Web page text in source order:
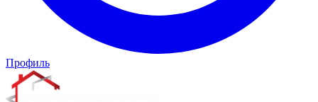
Профиль